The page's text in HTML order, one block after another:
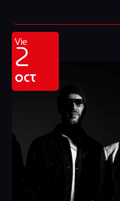
Vie
2
OCT